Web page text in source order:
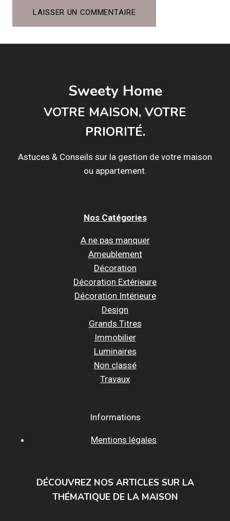
Sweety Home
VOTRE MAISON, VOTRE
PRIORITÉ.
Astuces & Conseils sur la gestion de votre maison
ou appartement.
Nos Catégories
A ne pas manquer
Ameublement
Décoration
Décoration Extérieure
Décoration Intérieure
Design
Grands Titres
Immobilier
Luminaires
Non classé
Travaux
Informations
Mentions légales
DÉCOUVREZ NOS ARTICLES SUR LA
THÉMATIQUE DE LA MAISON